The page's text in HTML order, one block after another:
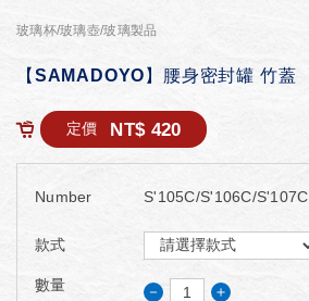
玻璃杯/玻璃壺/玻璃製品
【SAMADOYO】腰身密封罐 竹蓋
定價 NT$ 420
Number S'105C/S'106C/S'107C
款式
數量 － ＋